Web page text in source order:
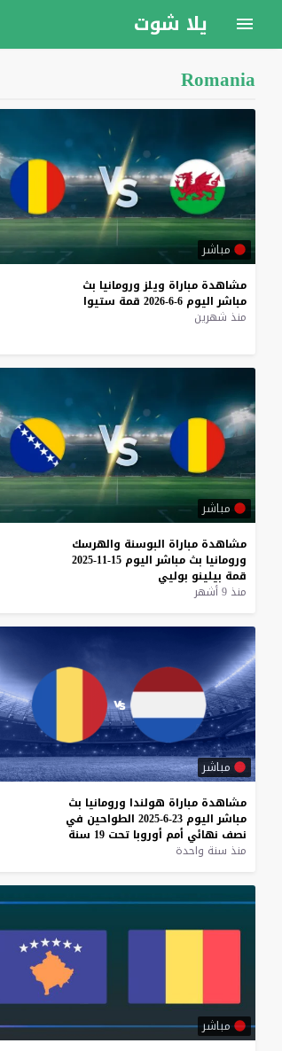
يلا شوت
Romania
مباشر
مشاهدة مباراة ويلز ورومانيا بث
مباشر اليوم 6-6-2026 قمة ستيوا
منذ شهرين
مباشر
مشاهدة مباراة البوسنة والهرسك
ورومانيا بث مباشر اليوم 15-11-2025
قمة بيلينو بوليي
منذ 9 أشهر
مباشر
مشاهدة مباراة هولندا ورومانيا بث
مباشر اليوم 23-6-2025 الطواحين في
نصف نهائي أمم أوروبا تحت 19 سنة
منذ سنة واحدة
مباشر